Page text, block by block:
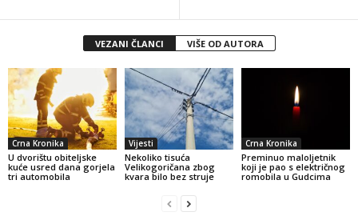
VEZANI ČLANCI VIŠE OD AUTORA
Crna Kronika
U dvorištu obiteljske
kuće usred dana gorjela
tri automobila
Vijesti
Nekoliko tisuća
Velikogoričana zbog
kvara bilo bez struje
Crna Kronika
Preminuo maloljetnik
koji je pao s električnog
romobila u Gudcima